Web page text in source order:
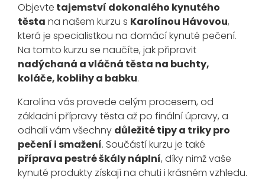
Objevte tajemství dokonalého kynutého
těsta na našem kurzu s Karolínou Hávovou,
která je specialistkou na domácí kynuté pečení.
Na tomto kurzu se naučíte, jak připravit
nadýchaná a vláčná těsta na buchty,
koláče, koblihy a babku.
Karolína vás provede celým procesem, od
základní přípravy těsta až po finální úpravy, a
odhalí vám všechny důležité tipy a triky pro
pečení i smažení. Součástí kurzu je také
příprava pestré škály náplní, díky nimž vaše
kynuté produkty získají na chuti i krásném vzhledu.